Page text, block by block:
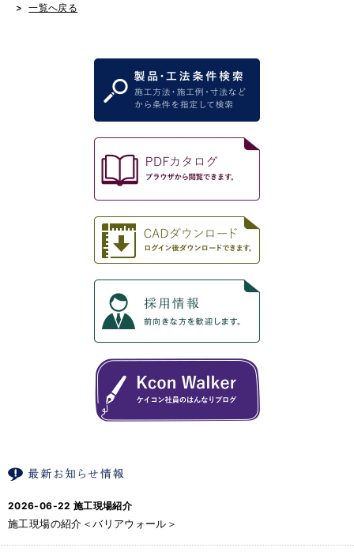
一覧へ戻る
2026-06-22 施工現場紹介
施工現場の紹介＜バリアウォール＞